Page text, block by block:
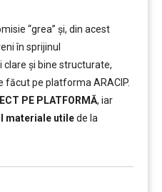
“grea” şi, din acest
în sprijinul
și bine structurate,
făcut pe platforma ARACIP.
PE PLATFORMĂ, iar
materiale utilede la